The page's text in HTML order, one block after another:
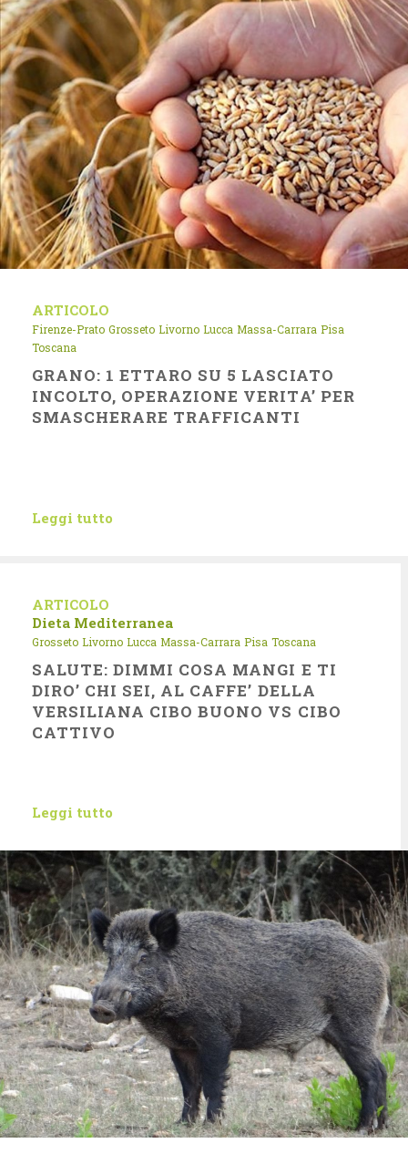
ARTICOLO
Firenze-Prato Grosseto Livorno Lucca Massa-Carrara Pisa
Toscana
GRANO: 1 ETTARO SU 5 LASCIATO
INCOLTO, OPERAZIONE VERITA’ PER
SMASCHERARE TRAFFICANTI
Leggi tutto
ARTICOLO
Dieta Mediterranea
Grosseto Livorno Lucca Massa-Carrara Pisa Toscana
SALUTE: DIMMI COSA MANGI E TI
DIRO’ CHI SEI, AL CAFFE’ DELLA
VERSILIANA CIBO BUONO VS CIBO
CATTIVO
Leggi tutto